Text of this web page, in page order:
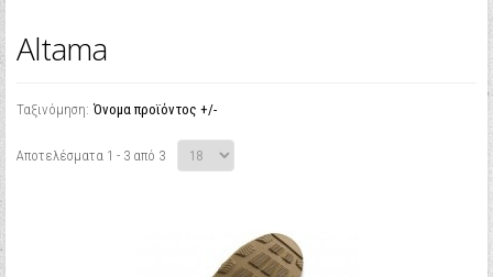
Altama
Ταξινόμηση: Όνομα προϊόντος +/-
Αποτελέσματα 1 - 3 από 3